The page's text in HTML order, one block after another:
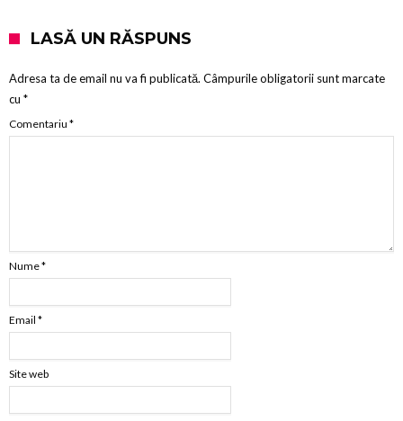
LASĂ UN RĂSPUNS
Adresa ta de email nu va fi publicată. Câmpurile obligatorii sunt marcate
cu *
Comentariu *
Nume*
Email *
Site web